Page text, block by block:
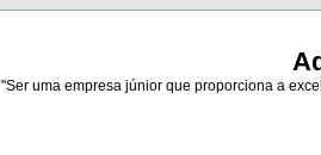
"Ser uma empresa júnior que proporciona a